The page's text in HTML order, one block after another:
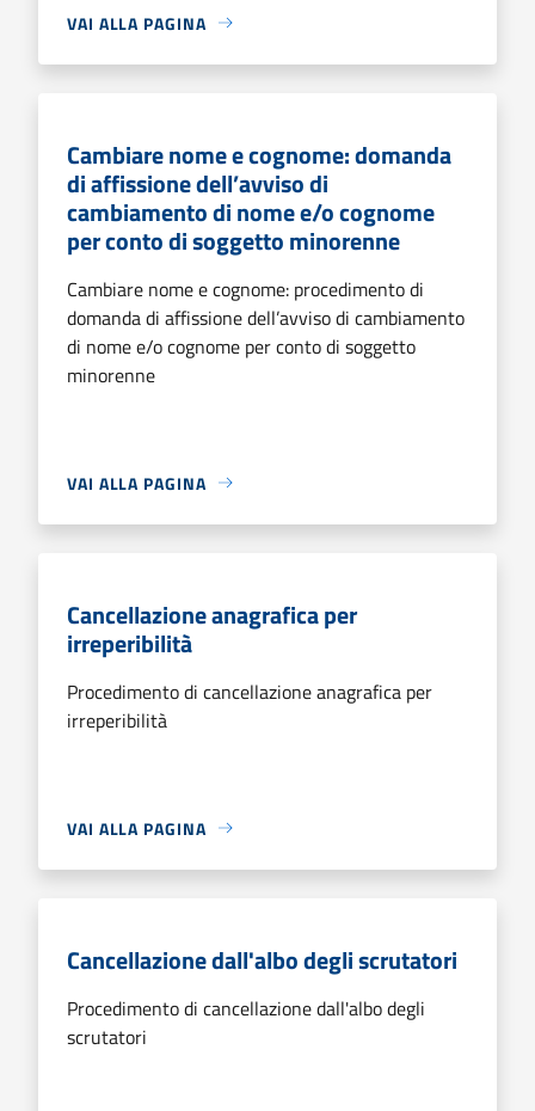
VAI ALLA PAGINA
Cambiare nome e cognome: domanda
di affissione dell’avviso di
cambiamento di nome e/o cognome
per conto di soggetto minorenne
Cambiare nome e cognome: procedimento di
domanda di affissione dell’avviso di cambiamento
di nome e/o cognome per conto di soggetto
minorenne
VAI ALLA PAGINA
Cancellazione anagrafica per
irreperibilità
Procedimento di cancellazione anagrafica per
irreperibilità
VAI ALLA PAGINA
Cancellazione dall'albo degli scrutatori
Procedimento di cancellazione dall'albo degli
scrutatori